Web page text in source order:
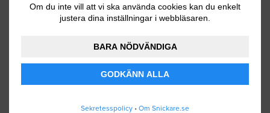
Om du inte vill att vi ska använda cookies kan du enkelt
justera dina inställningar i webbläsaren.
BARA NÖDVÄNDIGA
GODKÄNN ALLA
Sekretesspolicy • Om Snickare.se
mina personuppgifter enligtanvändarvillkoren